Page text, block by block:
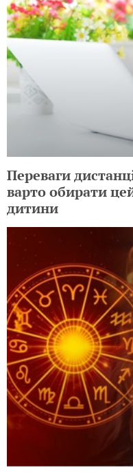
Переваги
варто обирати
дитини